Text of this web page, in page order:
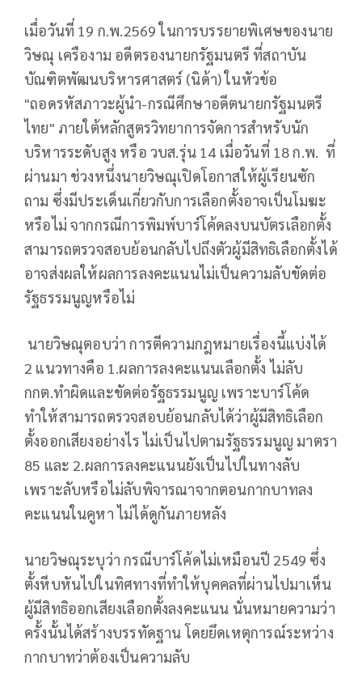
เมื่อวันที่ 19 ก.พ.2569 ในการบรรยายพิเศษของนาย
วิษณุ เครืองาม อดีตรองนายกรัฐมนตรี ที่สถาบัน
บัณฑิตพัฒนบริหารศาสตร์ (นิด้า) ในหัวข้อ
"ถอดรหัสภาวะผู้นำ-กรณีศึกษาอดีตนายกรัฐมนตรี
ไทย" ภายใต้หลักสูตรวิทยาการจัดการสำหรับนัก
บริหารระดับสูง หรือ วบส.รุ่น 14 เมื่อวันที่ 18 ก.พ. ที่
ผ่านมา ช่วงหนึ่งนายวิษณุเปิดโอกาสให้ผู้เรียนซัก
ถาม ซึ่งมีประเด็นเกี่ยวกับการเลือกตั้งอาจเป็นโมฆะ
หรือไม่ จากกรณีการพิมพ์บาร์โค้ดลงบนบัตรเลือกตั้ง
สามารถตรวจสอบย้อนกลับไปถึงตัวผู้มีสิทธิเลือกตั้งได้
อาจส่งผลให้ผลการลงคะแนนไม่เป็นความลับขัดต่อ
รัฐธรรมนูญหรือไม่
นายวิษณุตอบว่า การตีความกฎหมายเรื่องนี้แบ่งได้
2 แนวทางคือ 1.ผลการลงคะแนนเลือกตั้ง ไม่ลับ
กกต.ทำผิดและขัดต่อรัฐธรรมนูญ เพราะบาร์โค้ด
ทำให้สามารถตรวจสอบย้อนกลับได้ว่าผู้มีสิทธิเลือก
ตั้งออกเสียงอย่างไร ไม่เป็นไปตามรัฐธรรมนูญ มาตรา
85 และ 2.ผลการลงคะแนนยังเป็นไปในทางลับ
เพราะลับหรือไม่ลับพิจารณาจากตอนกากบาทลง
คะแนนในคูหา ไม่ได้ดูกันภายหลัง
นายวิษณุระบุว่า กรณีบาร์โค้ดไม่เหมือนปี 2549 ซึ่ง
ตั้งหีบหันไปในทิศทางที่ทำให้บุคคลที่ผ่านไปมาเห็น
ผู้มีสิทธิออกเสียงเลือกตั้งลงคะแนน นั่นหมายความว่า
ครั้งนั้นได้สร้างบรรทัดฐาน โดยยึดเหตุการณ์ระหว่าง
กากบาทว่าต้องเป็นความลับ